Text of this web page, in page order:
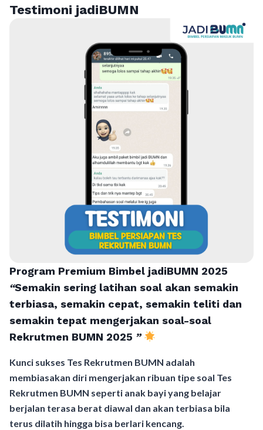
Testimoni jadiBUMN
Program Premium Bimbel jadiBUMN 2025
“Semakin sering latihan soal akan semakin
terbiasa, semakin cepat, semakin teliti dan
semakin tepat mengerjakan soal-soal
Rekrutmen BUMN 2025 ”
Kunci sukses Tes Rekrutmen BUMN adalah
membiasakan diri mengerjakan ribuan tipe soal Tes
Rekrutmen BUMN seperti anak bayi yang belajar
berjalan terasa berat diawal dan akan terbiasa bila
terus dilatih hingga bisa berlari kencang.